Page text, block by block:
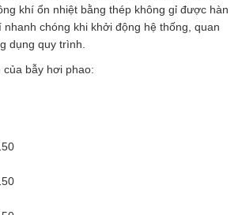
khí ổn nhiệt bằng thép không gỉ được hàn
nhanh chóng khi khởi động hệ thống, quan
dụng quy trình.
của bẫy hơi phao: